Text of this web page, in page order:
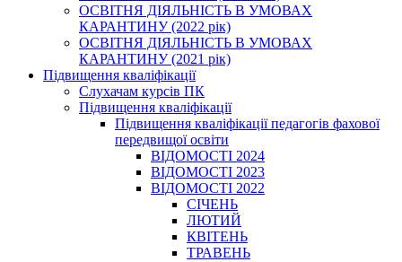
ОСВІТНЯ ДІЯЛЬНІСТЬ В УМОВАХ
КАРАНТИНУ (2022 рік)
ОСВІТНЯ ДІЯЛЬНІСТЬ В УМОВАХ
КАРАНТИНУ (2021 рік)
Підвищення кваліфікації
Слухачам курсів ПК
Підвищення кваліфікації
Підвищення кваліфікації педагогів фахової
передвищої освіти
ВІДОМОСТІ 2024
ВІДОМОСТІ 2023
ВІДОМОСТІ 2022
СІЧЕНЬ
ЛЮТИЙ
КВІТЕНЬ
ТРАВЕНЬ